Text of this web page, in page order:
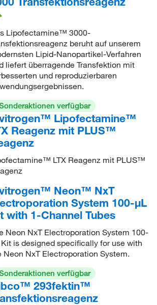
Lipofectamine™ 3000-
beruht auf unserem
Lipid-Nanopartikel-Verfahren
liefert überragende Transfektion mit
und reproduzierbaren
verfügbar
Lipofectamine™
Reagenz mit PLUS™
LTX Reagenz mit PLUS™
Neon™ NxT
System 100-μL
with 1-Channel Tubes
Neon NxT Electroporation System 100-
is designed specifically for use with
Neon NxT Electroporation System.
verfügbar
293fektin™